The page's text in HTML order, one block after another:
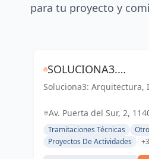
para tu proyecto y
SOLUCIONA3.
ARQUITECTURA-
EFICIENCIA
Soluciona3: Arquitectura,
integrales para tu
Av. Puerta del Sur, 2,
Frontera, Cádiz, España,
Tramitaciones Técnicas
Proyectos De Actividades
+3